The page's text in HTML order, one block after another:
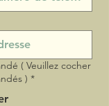
( Veuillez cocher
) *